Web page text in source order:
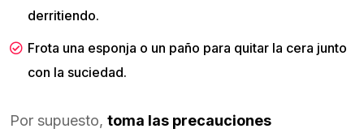
derritiendo.
Frota una esponja o un paño para quitar la cera junto
con la suciedad.
Por supuesto, toma las precauciones